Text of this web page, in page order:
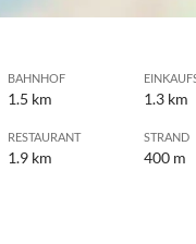
BAHNHOF
1.5 km 1.3 km
RESTAURANT
1.9 km
STRAND
400 m